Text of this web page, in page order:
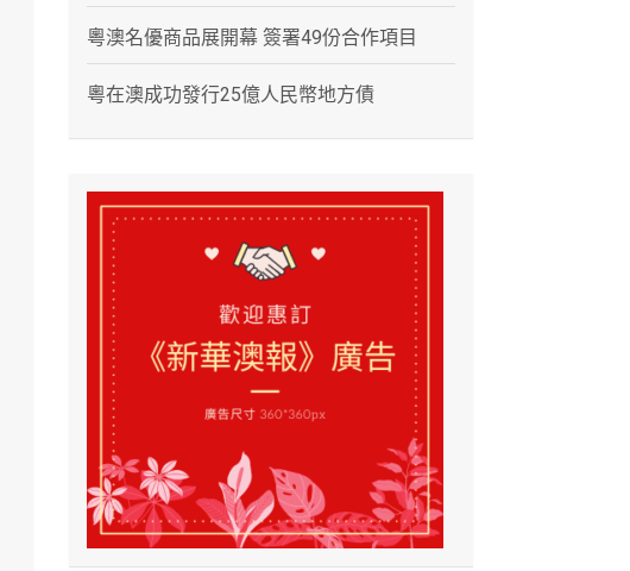
粵澳名優商品展開幕 簽署49份合作項目
粵在澳成功發行25億人民幣地方債